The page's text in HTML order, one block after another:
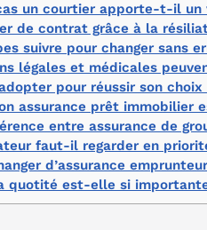
un courtier apporte-t-il un
de contrat grâce à la
suivre pour changer sans
légales et médicales
pour réussir son
assurance prêt immobilier
entre assurance de
faut-il regarder en
d’assurance
quotité est-elle si